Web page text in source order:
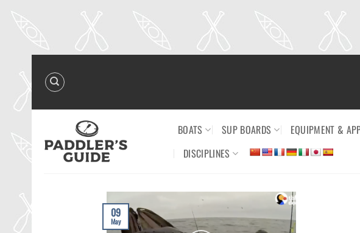
content
BOATS SUP BOARDS EQUIPMENT &
DISCIPLINES
09
May